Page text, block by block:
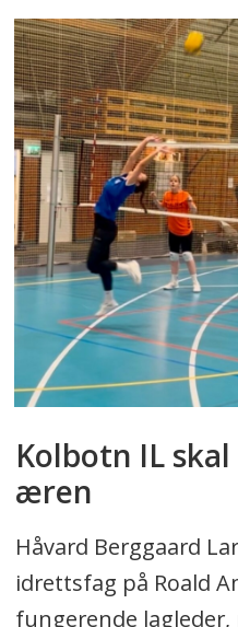
Kolbotn IL
æren
Håvard Berggaard
idrettsfag på Roald
fungerende lagleder,